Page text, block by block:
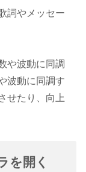
詞やメッセー
や波動に同調
波動に同調す
せたり、向上
を開く